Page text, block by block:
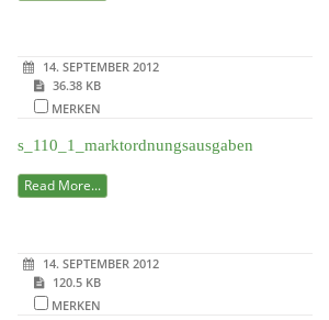
14. SEPTEMBER 2012
36.38 KB
MERKEN
s_110_1_marktordnungsausgaben
Read More...
14. SEPTEMBER 2012
120.5 KB
MERKEN